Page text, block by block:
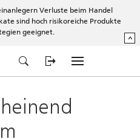
Verluste beim Handel
sind hoch risikoreiche Produkte
geeignet.
^